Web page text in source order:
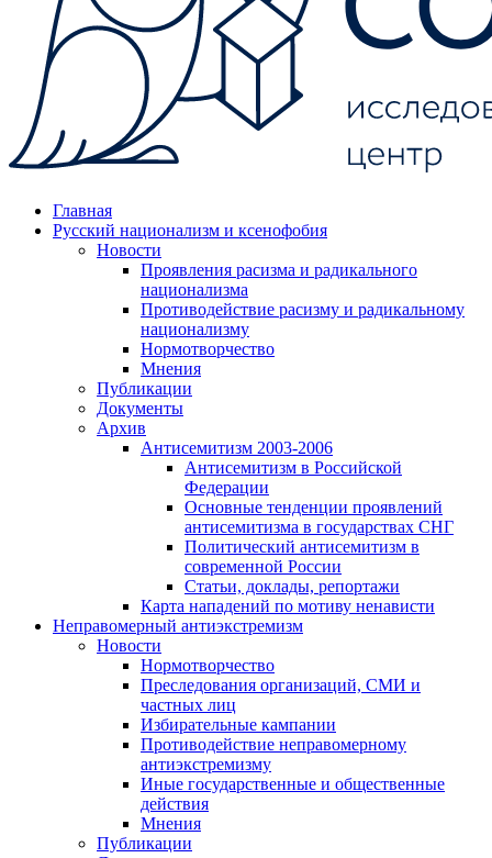
Главная
Русский национализм и ксенофобия
Новости
Проявления расизма и радикального
национализма
Противодействие расизму и радикальному
национализму
Нормотворчество
Мнения
Публикации
Документы
Архив
Антисемитизм 2003-2006
Антисемитизм в Российской
Федерации
Основные тенденции проявлений
антисемитизма в государствах СНГ
Политический антисемитизм в
современной России
Статьи, доклады, репортажи
Карта нападений по мотиву ненависти
Неправомерный антиэкстремизм
Новости
Нормотворчество
Преследования организаций, СМИ и
частных лиц
Избирательные кампании
Противодействие неправомерному
антиэкстремизму
Иные государственные и общественные
действия
Мнения
Публикации